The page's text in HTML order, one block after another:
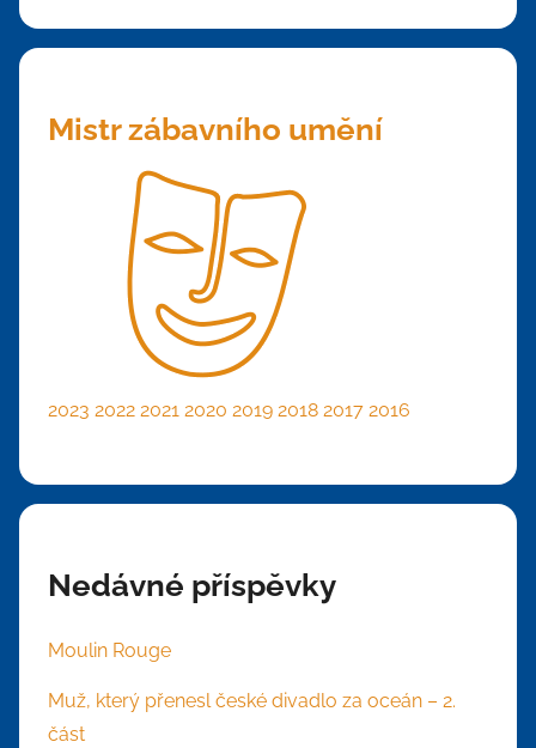
Mistr zábavního umění
2023 2022 2021 2020 2019 2018 2017 2016
Nedávné příspěvky
Moulin Rouge
Muž, který přenesl české divadlo za oceán – 2.
část